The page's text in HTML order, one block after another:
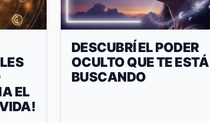
EL
DESCUBRÍ EL PODER
OCULTO QUE TE ESTÁ
BUSCANDO